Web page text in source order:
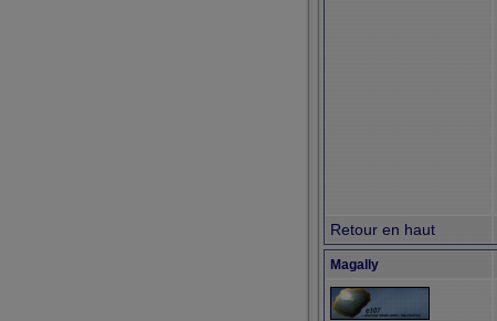
Retour en haut
Magally